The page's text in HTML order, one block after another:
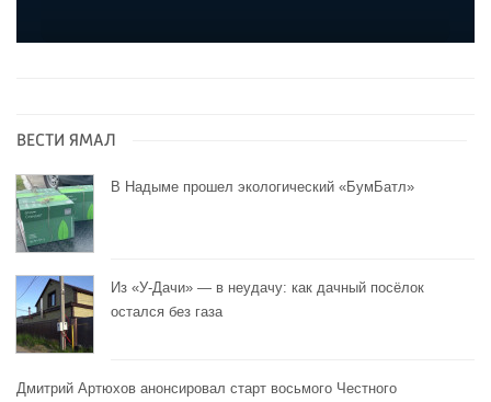
ВЕСТИ ЯМАЛ
В Надыме прошел экологический «БумБатл»
Из «У-Дачи» — в неудачу: как дачный посёлок
остался без газа
Дмитрий Артюхов анонсировал старт восьмого Честного